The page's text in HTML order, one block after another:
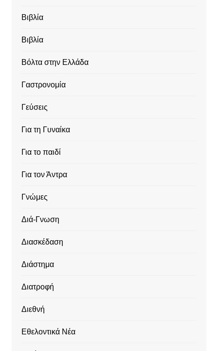
Βιβλία
Βιβλία
Βόλτα στην Ελλάδα
Γαστρονομία
Γεύσεις
Για τη Γυναίκα
Για το παιδί
Για τον Άντρα
Γνώμες
Διά-Γνωση
Διασκέδαση
Διάστημα
Διατροφή
Διεθνή
Εθελοντικά Νέα